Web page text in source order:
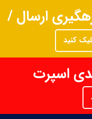
ارسال /
کنید
اسپرت